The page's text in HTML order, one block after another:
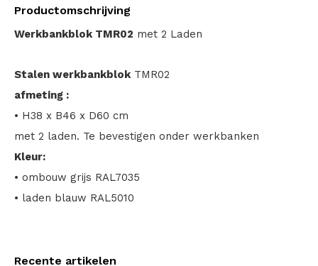
Productomschrijving
Werkbankblok TMR02 met 2 Laden
Stalen werkbankblokTMR02
afmeting :
• H38 x B46 x D60 cm
met 2 laden. Te bevestigen onder werkbanken
Kleur:
• ombouw grijs RAL7035
• laden blauw RAL5010
Recente artikelen